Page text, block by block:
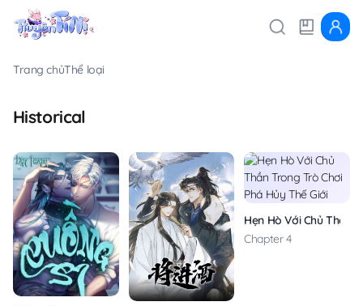
Trang chủThể loại
Historical
Hẹn Hò Với Chủ Thần
Chapter 4